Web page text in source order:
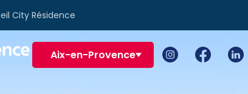
City Résidence
Aix-en-Provence